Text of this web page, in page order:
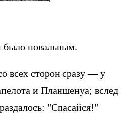
было повальным.
всех сторон сразу — у
и Планшенуа; вслед
"Спасайся!"